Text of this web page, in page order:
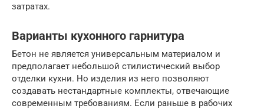
затратах.
Варианты кухонного гарнитура
Бетон не является универсальным материалом и
предполагает небольшой стилистический выбор
отделки кухни. Но изделия из него позволяют
создавать нестандартные комплекты, отвечающие
современным требованиям. Если раньше в рабочих